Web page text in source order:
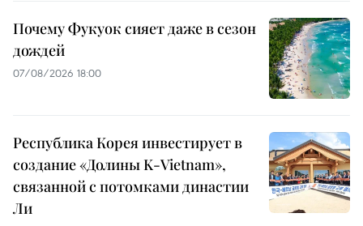
Почему Фукуок сияет даже в сезон
дождей
07/08/2026 18:00
Республика Корея инвестирует в
создание «Долины K-Vietnam»,
связанной с потомками династии
Ли